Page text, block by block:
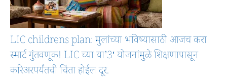
LIC childrens plan: मुलांच्या भविष्यासाठी आजच करा
स्मार्ट गुंतवणूक! LIC च्या या’3′ योजनांमुळे शिक्षणापासून
करिअरपर्यंतची चिंता होईल दूर.